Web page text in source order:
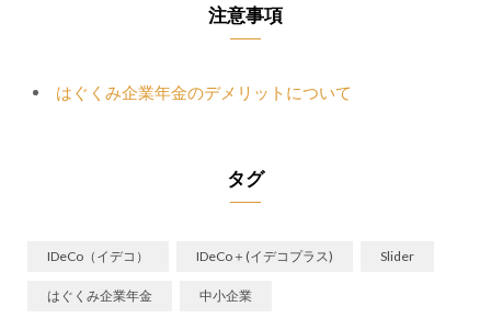
注意事項
はぐくみ企業年金のデメリットについて
タグ
IDeCo（イデコ） IDeCo＋(イデコプラス) Slider
はぐくみ企業年金 中小企業